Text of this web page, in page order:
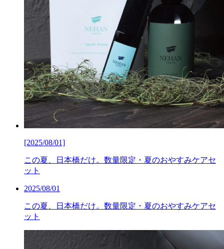
[2025/08/01]
この夏、日本橋だけ。数量限定・夏のおやすみケアセ
ット
2025/08/01
この夏、日本橋だけ。数量限定・夏のおやすみケアセ
ット